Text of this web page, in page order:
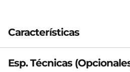
Características
Esp. Técnicas